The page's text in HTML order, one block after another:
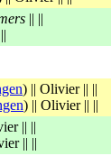
|| ||
) || Olivier || ||
) || Olivier || ||
|| ||
|| ||